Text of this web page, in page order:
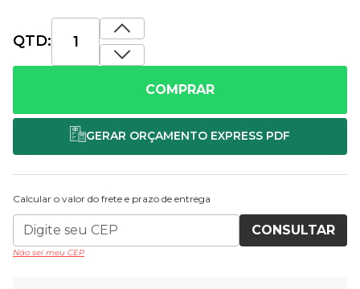
QTD:
COMPRAR
Calcular o valor do frete e prazo de entrega
CONSULTAR
Não sei meu CEP